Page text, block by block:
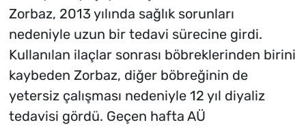
Zorbaz, 2013 yılında sağlık sorunları
nedeniyle uzun bir tedavi sürecine girdi.
Kullanılan ilaçlar sonrası böbreklerinden birini
kaybeden Zorbaz, diğer böbreğinin de
yetersiz çalışması nedeniyle 12 yıl diyaliz
tedavisi gördü. Geçen hafta AÜ